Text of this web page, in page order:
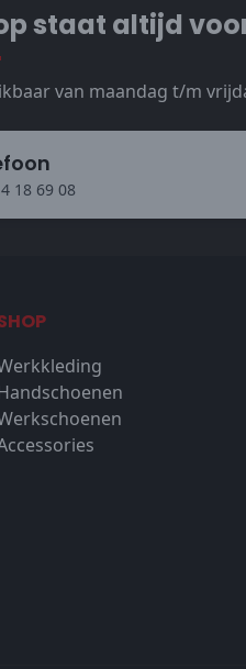
staat altijd
van maandag t/m
18 69 08